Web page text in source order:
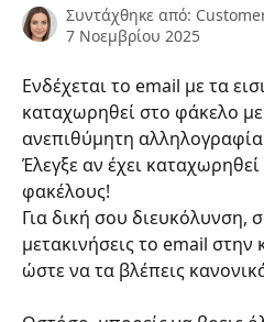
Συντάχθηκε από:
7 Νοεμβρίου 2025
Ενδέχεται το email με τα
καταχωρηθεί στο φάκελο
ανεπιθύμητη
Έλεγξε αν έχει
φακέλους!
Για δική σου διευκόλυνση,
μετακινήσεις το email
ώστε να τα βλέπεις